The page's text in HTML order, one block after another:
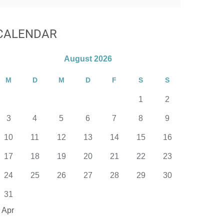
August 2026
M D M D F S S
1 2
3 4 5 6 7 8 9
10 11 12 13 14 15 16
17 18 19 20 21 22 23
24 25 26 27 28 29 30
31
Apr